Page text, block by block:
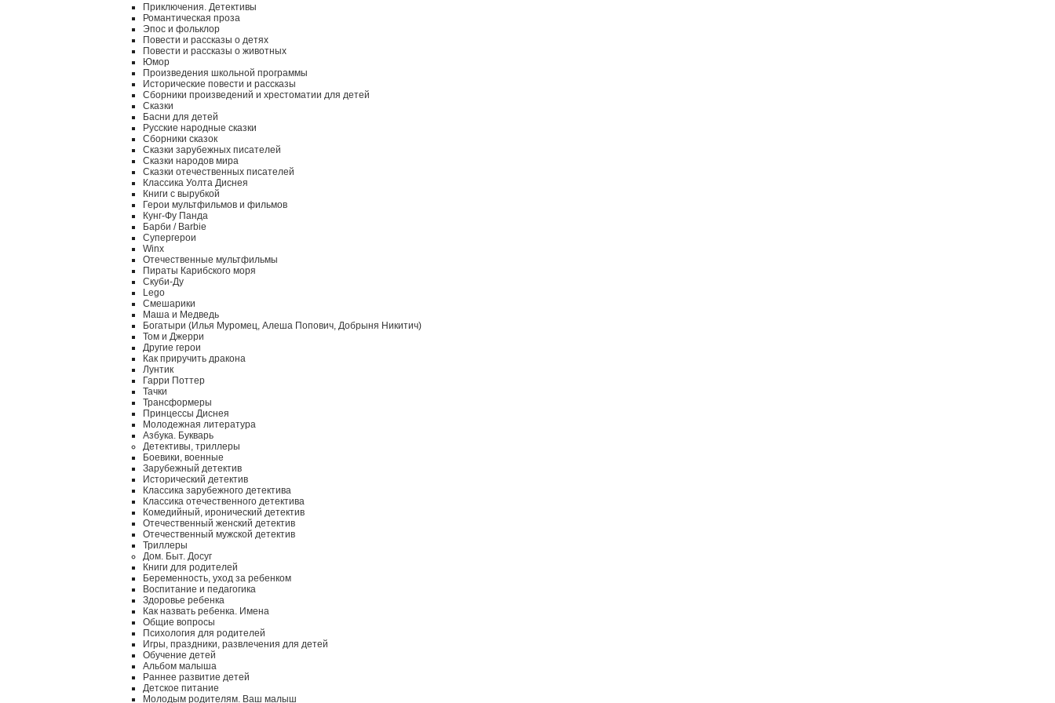
Приключения. Детективы
Романтическая проза
Эпос и фольклор
Повести и рассказы о детях
Повести и рассказы о животных
Юмор
Произведения школьной программы
Исторические повести и рассказы
Сборники произведений и хрестоматии для детей
Сказки
Басни для детей
Русские народные сказки
Сборники сказок
Сказки зарубежных писателей
Сказки народов мира
Сказки отечественных писателей
Классика Уолта Диснея
Книги с вырубкой
Герои мультфильмов и фильмов
Кунг-Фу Панда
Барби / Barbie
Супергерои
Winx
Отечественные мультфильмы
Пираты Карибского моря
Скуби-Ду
Lego
Смешарики
Маша и Медведь
Богатыри (Илья Муромец, Алеша Попович, Добрыня Никитич)
Том и Джерри
Другие герои
Как приручить дракона
Лунтик
Гарри Поттер
Тачки
Трансформеры
Принцессы Диснея
Молодежная литература
Азбука. Букварь
Детективы, триллеры
Боевики, военные
Зарубежный детектив
Исторический детектив
Классика зарубежного детектива
Классика отечественного детектива
Комедийный, иронический детектив
Отечественный женский детектив
Отечественный мужской детектив
Триллеры
Дом. Быт. Досуг
Книги для родителей
Беременность, уход за ребенком
Воспитание и педагогика
Здоровье ребенка
Как назвать ребенка. Имена
Общие вопросы
Психология для родителей
Игры, праздники, развлечения для детей
Обучение детей
Альбом малыша
Раннее развитие детей
Детское питание
Молодым родителям. Ваш малыш